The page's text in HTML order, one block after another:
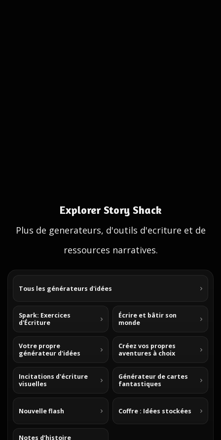
Explorer Story Shack
Plus de generateurs, d'outils d'ecriture et de
ressources narratives.
Tous les générateurs d'idées
Spark: Exercices
d'Écriture
Écrire et bâtir son
monde
Votre propre
générateur d'idées
Créez vos propres
aventures à choix
Incitations d'écriture
visuelles
Générateur de cartes
fantastiques
Nouvelle flash Coffre : Idées stockées
Notes d’histoire